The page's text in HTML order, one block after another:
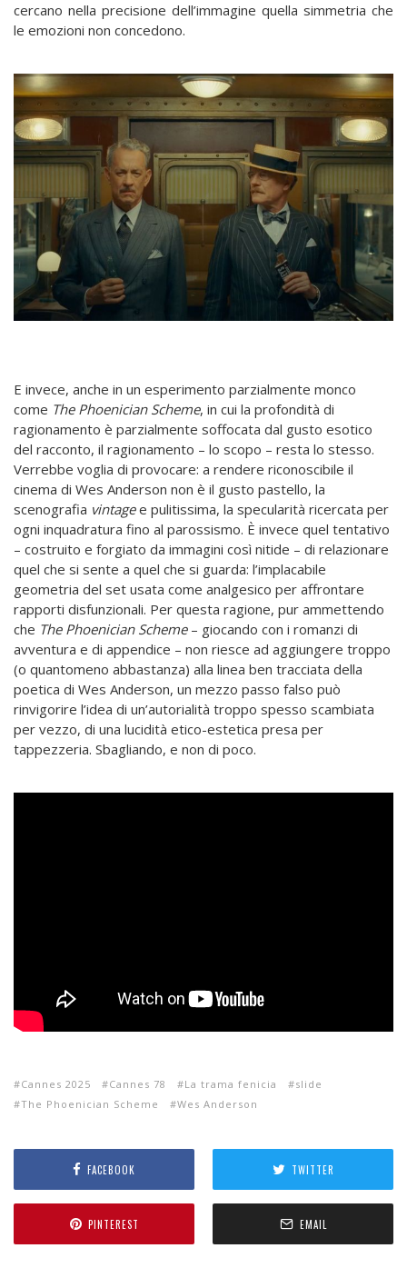
cercano nella precisione dell’immagine quella simmetria che
le emozioni non concedono.
E invece, anche in un esperimento parzialmente monco
come The Phoenician Scheme, in cui la profondità di
ragionamento è parzialmente soffocata dal gusto esotico
del racconto, il ragionamento – lo scopo – resta lo stesso.
Verrebbe voglia di provocare: a rendere riconoscibile il
cinema di Wes Anderson non è il gusto pastello, la
scenografia vintagee pulitissima, la specularità ricercata per
ogni inquadratura fino al parossismo. È invece quel tentativo
– costruito e forgiato da immagini così nitide – di relazionare
quel che si sente a quel che si guarda: l’implacabile
geometria del set usata come analgesico per affrontare
rapporti disfunzionali. Per questa ragione, pur ammettendo
che The Phoenician Scheme– giocando con i romanzi di
avventura e di appendice – non riesce ad aggiungere troppo
(o quantomeno abbastanza) alla linea ben tracciata della
poetica di Wes Anderson, un mezzo passo falso può
rinvigorire l’idea di un’autorialità troppo spesso scambiata
per vezzo, di una lucidità etico-estetica presa per
tappezzeria. Sbagliando, e non di poco.
Cannes 2025 Cannes 78 La trama fenicia
slide
The Phoenician Scheme
Wes Anderson
FACEBOOK TWITTER
PINTEREST EMAIL